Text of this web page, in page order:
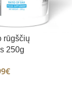
rūgščių
250g
€